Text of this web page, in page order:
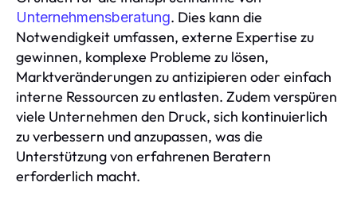
Unternehmensberatung. Dies kann die
Notwendigkeit umfassen, externe Expertise zu
gewinnen, komplexe Probleme zu lösen,
Marktveränderungen zu antizipieren oder einfach
interne Ressourcen zu entlasten. Zudem verspüren
viele Unternehmen den Druck, sich kontinuierlich
zu verbessern und anzupassen, was die
Unterstützung von erfahrenen Beratern
erforderlich macht.